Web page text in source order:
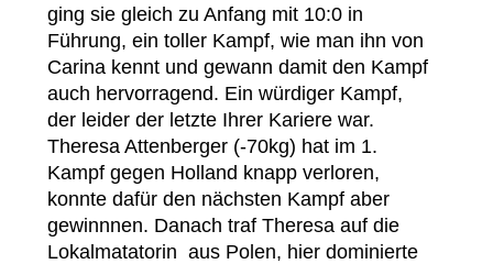
ging sie gleich zu Anfang mit 10:0 in
Führung, ein toller Kampf, wie man ihn von
Carina kennt und gewann damit den Kampf
auch hervorragend. Ein würdiger Kampf,
der leider der letzte Ihrer Kariere war.
Theresa Attenberger (-70kg) hat im 1.
Kampf gegen Holland knapp verloren,
konnte dafür den nächsten Kampf aber
gewinnnen. Danach traf Theresa auf die
Lokalmatatorin aus Polen, hier dominierte